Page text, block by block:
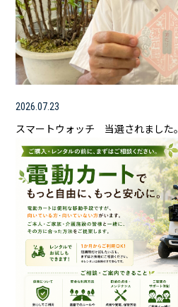
2026.07.23
スマートウォッチ 当選されました。